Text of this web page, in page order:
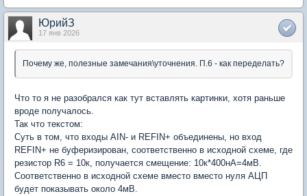
ЮрийЗ
17 янв 2026
Почему же, полезные замечания\уточнения. П.6 - как переделать?
Что то я не разобрался как тут вставлять картинки, хотя раньше
вроде получалось.
Так что текстом:
Суть в том, что входы AIN- и REFIN+ объединены, но вход
REFIN+ не буферизирован, соответственно в исходной схеме, где
резистор R6 = 10к, получается смещение: 10к*400нА=4мВ.
Соответственно в исходной схеме вместо вместо нуля АЦП
будет показывать около 4мВ.